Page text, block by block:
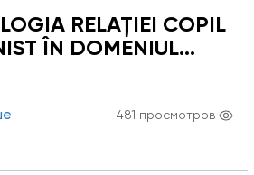
RELAŢIEI COPIL
ÎN DOMENIUL
481 просмотров